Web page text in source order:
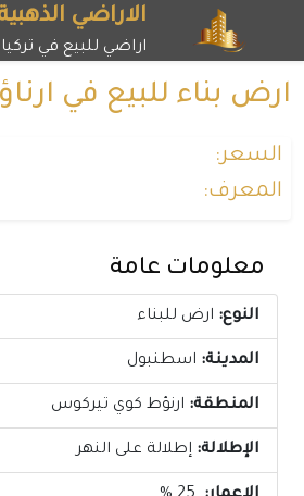
المحتوى
الاراضي
اراضي للبيع في تركيا
ارض بناء للبيع في
السعر:
المعرف:
معلومات عامة
النوع: ارض للبناء
المدينة: اسطنبول
المنطقة: ارنؤط كوي تيركوس
الإطلالة: إطلالة على النهر